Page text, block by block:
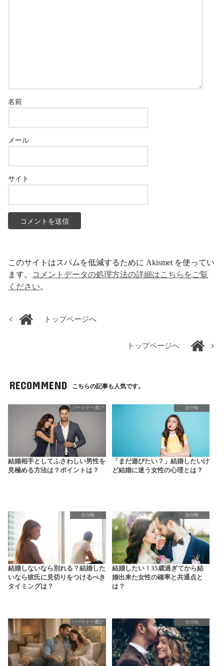
名前
メール
サイト
このサイトはスパムを低減するために Akismet を使ってい
ます。 コメントデータの処理方法の詳細はこちらをご覧
ください。
トップページへ
トップページへ
RECOMMEND こちらの記事も人気です。
パートナー選び
結婚相手としてふさわしい男性を
見極める方法は？ポイントは？
自分軸
「まだ遊びたい？」結婚したいけ
ど結婚に迷う女性の心理とは？
自分軸
結婚しないなら別れる？結婚した
いなら彼氏に見切りをつけるべき
タイミングは？
自分軸
結婚したい！35歳過ぎてから結
婚出来た女性の確率と共通点と
は？
パートナー選び 自分軸